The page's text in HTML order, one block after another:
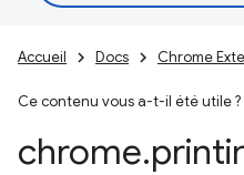
Accueil Docs Chrome
Ce contenu vous a-t-il été utile ?
chrome.